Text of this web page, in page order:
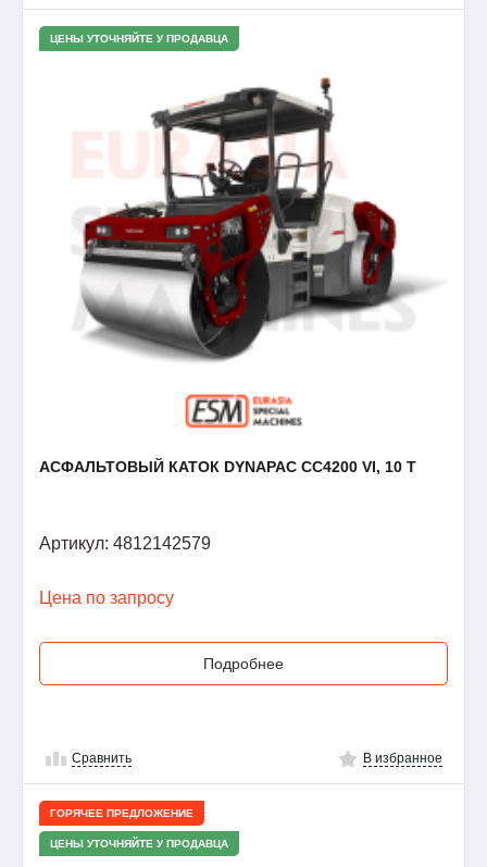
ЦЕНЫ УТОЧНЯЙТЕ У ПРОДАВЦА
АСФАЛЬТОВЫЙ КАТОК DYNAPAC CC4200 VI, 10 Т
Артикул: 4812142579
Цена по запросу
Подробнее
Сравнить В избранное
ГОРЯЧЕЕ ПРЕДЛОЖЕНИЕ
ЦЕНЫ УТОЧНЯЙТЕ У ПРОДАВЦА